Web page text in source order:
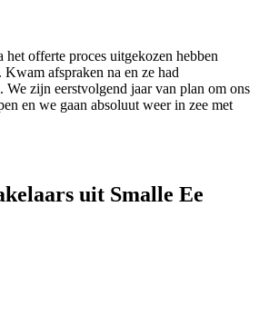
offerte proces uitgekozen hebben
Kwam afspraken na en ze had
We zijn eerstvolgend jaar van plan om ons
en we gaan absoluut weer in zee met
uit Smalle Ee